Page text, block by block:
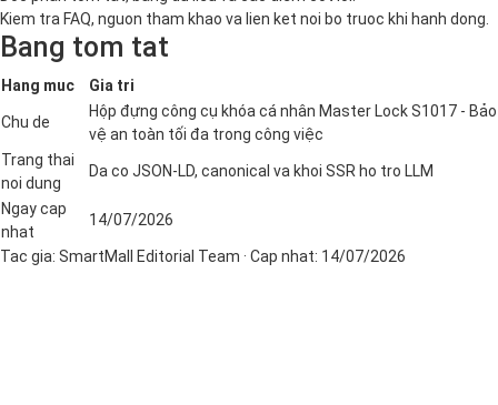
Kiem tra FAQ, nguon tham khao va lien ket noi bo truoc khi hanh dong.
Bang tom tat
Hang muc Gia tri
Chu de
Hộp đựng công cụ khóa cá nhân Master Lock S1017 - Bảo
vệ an toàn tối đa trong công việc
Trang thai
noi dung
Da co JSON-LD, canonical va khoi SSR ho tro LLM
Ngay cap
nhat
14/07/2026
Tac gia: SmartMall Editorial Team · Cap nhat: 14/07/2026